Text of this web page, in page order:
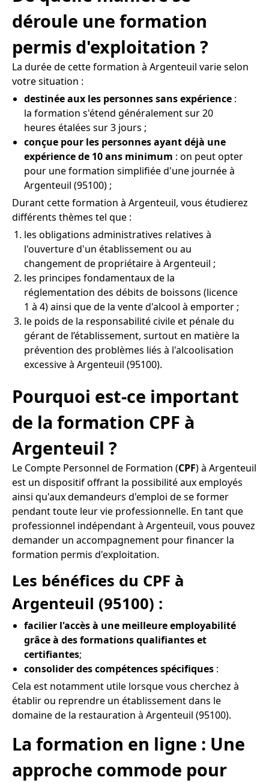
déroule une formation
permis d'exploitation ?
La durée de cette formation à Argenteuil varie selon
votre situation :
destinée aux les personnes sans expérience :
la formation s'étend généralement sur 20
heures étalées sur 3 jours ;
conçue pour les personnes ayant déjà une
expérience de 10 ans minimum : on peut opter
pour une formation simplifiée d'une journée à
Argenteuil (95100) ;
Durant cette formation à Argenteuil, vous étudierez
différents thèmes tel que :
les obligations administratives relatives à
l'ouverture d'un établissement ou au
changement de propriétaire à Argenteuil ;
les principes fondamentaux de la
réglementation des débits de boissons (licence
1 à 4) ainsi que de la vente d'alcool à emporter ;
le poids de la responsabilité civile et pénale du
gérant de l’établissement, surtout en matière la
prévention des problèmes liés à l'alcoolisation
excessive à Argenteuil (95100).
Pourquoi est-ce important
de la formation CPF à
Argenteuil ?
Le Compte Personnel de Formation (CPF) à Argenteuil
est un dispositif offrant la possibilité aux employés
ainsi qu'aux demandeurs d'emploi de se former
pendant toute leur vie professionnelle. En tant que
professionnel indépendant à Argenteuil, vous pouvez
demander un accompagnement pour financer la
formation permis d'exploitation.
Les bénéfices du CPF à
Argenteuil (95100) :
facilier l'accès à une meilleure employabilité
grâce à des formations qualifiantes et
certifiantes;
consolider des compétences spécifiques :
Cela est notamment utile lorsque vous cherchez à
établir ou reprendre un établissement dans le
domaine de la restauration à Argenteuil (95100).
La formation en ligne : Une
approche commode pour